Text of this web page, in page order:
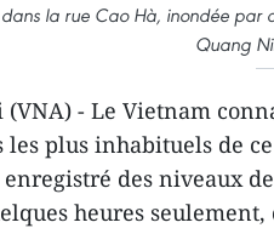
la rue Cao Hà, inondée par
Quang
(VNA) - Le Vietnam
les plus inhabituels de
enregistré des niveaux
heures